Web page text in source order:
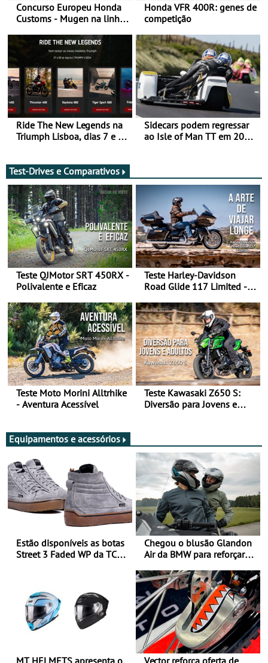
Concurso Europeu Honda
Customs - Mugen na linha
ganhar
Honda VFR 400R: genes de
competição
Ride The New Legends na
Triumph Lisboa, dias 7 e 8
Sidecars podem regressar
ao Isle of Man TT em 2027
Test-Drives e Comparativos
Teste QJMotor SRT 450RX -
Polivalente e Eficaz
Teste Harley-Davidson
Road Glide 117 Limited - A
Teste Moto Morini Alltrhike
- Aventura Acessível
Teste Kawasaki Z650 S:
Diversão para Jovens e
Equipamentos e acessórios
Estão disponíveis as botas
Street 3 Faded WP da TCX
Chegou o blusão Glandon
Air da BMW para reforçar
verão
MT HELMETS apresenta o Vector reforça oferta de